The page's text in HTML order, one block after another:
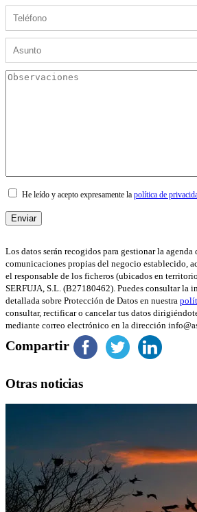
He leído y acepto expresamente la política de
Los datos serán recogidos para gestionar la agenda
comunicaciones propias del negocio establecido,
el responsable de los ficheros (ubicados en
SERFUJA, S.L. (B27180462). Puedes consultar la
detallada sobre Protección de Datos en nuestra
consultar, rectificar o cancelar tus datos
mediante correo electrónico en la dirección
Compartir
Otras noticias